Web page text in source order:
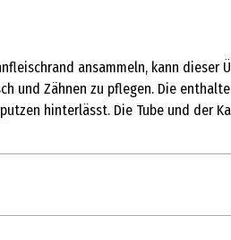
ansammeln, kann
und Zähnen zu pflegen. Die
hinterlässt. Die Tube und der